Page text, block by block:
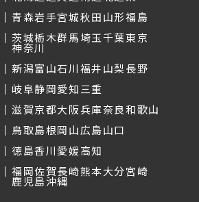
青森岩手宮城秋田山形福島
茨城栃木群馬埼玉千葉東京
神奈川
新潟富山石川福井山梨長野
岐阜静岡愛知三重
滋賀京都大阪兵庫奈良和歌山
鳥取島根岡山広島山口
徳島香川愛媛高知
福岡佐賀長崎熊本大分宮崎
鹿児島沖縄